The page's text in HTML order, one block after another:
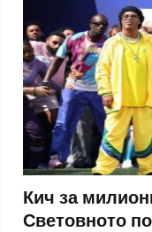
Кич за
Световното